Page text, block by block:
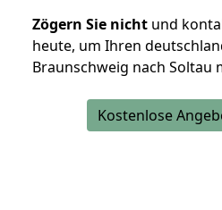
Zögern Sie nicht und
heute, um Ihren
Braunschweig nach Soltau
Kostenlose